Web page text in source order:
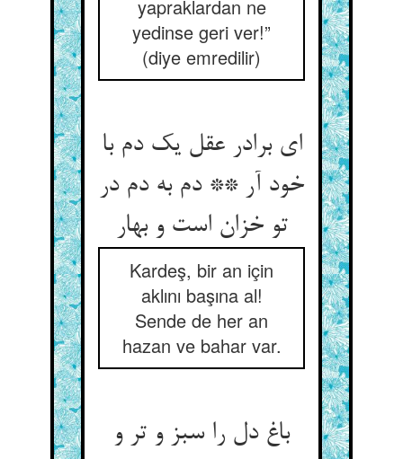
yapraklardan ne
yedinse geri ver!”
(diye emredilir)
ای برادر عقل یک دم با
خود آر ** دم به دم در
تو خزان است و بهار
Kardeş, bir an için
aklını başına al!
Sende de her an
hazan ve bahar var.
باغ دل را سبز و تر و